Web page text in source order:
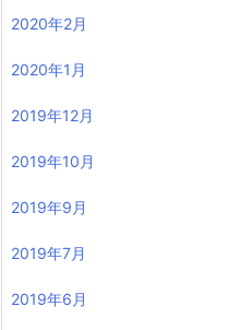
2020年2月
2020年1月
2019年12月
2019年10月
2019年9月
2019年7月
2019年6月